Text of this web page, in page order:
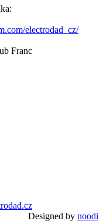
electrodad_cz/
Franc
Designed by noodi